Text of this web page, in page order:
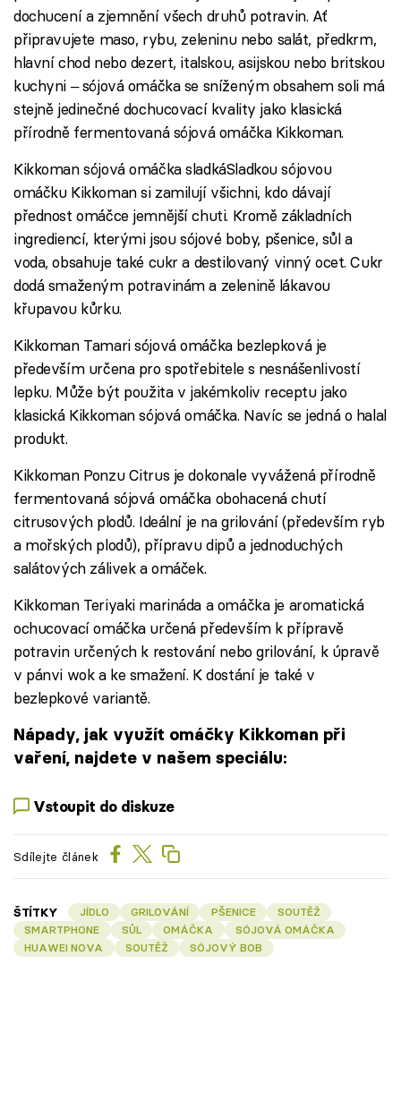
dochucení a zjemnění všech druhů potravin. Ať
připravujete maso, rybu, zeleninu nebo salát, předkrm,
hlavní chod nebo dezert, italskou, asijskou nebo britskou
kuchyni ‒ sójová omáčka se sníženým obsahem soli má
stejně jedinečné dochucovací kvality jako klasická
přírodně fermentovaná sójová omáčka Kikkoman.
Kikkoman sójová omáčka sladkáSladkou sójovou
omáčku Kikkoman si zamilují všichni, kdo dávají
přednost omáčce jemnější chuti. Kromě základních
ingrediencí, kterými jsou sójové boby, pšenice, sůl a
voda, obsahuje také cukr a destilovaný vinný ocet. Cukr
dodá smaženým potravinám a zelenině lákavou
křupavou kůrku.
Kikkoman Tamari sójová omáčka bezlepková je
především určena pro spotřebitele s nesnášenlivostí
lepku. Může být použita v jakémkoliv receptu jako
klasická Kikkoman sójová omáčka. Navíc se jedná o halal
produkt.
Kikkoman Ponzu Citrus je dokonale vyvážená přírodně
fermentovaná sójová omáčka obohacená chutí
citrusových plodů. Ideální je na grilování (především ryb
a mořských plodů), přípravu dipů a jednoduchých
salátových zálivek a omáček.
Kikkoman Teriyaki marináda a omáčka je aromatická
ochucovací omáčka určená především k přípravě
potravin určených k restování nebo grilování, k úpravě
v pánvi wok a ke smažení. K dostání je také v
bezlepkové variantě.
Nápady, jak využít omáčky Kikkoman při
vaření, najdete v našem speciálu:
Vstoupit do diskuze
Sdílejte článek
ŠTÍTKY JÍDLO GRILOVÁNÍ PŠENICE
SOUTĚŽ
SMARTPHONE
SŮL OMÁČKA
SÓJOVÁ OMÁČKA
HUAWEI NOVA
SOUTĚŽ SÓJOVÝ BOB